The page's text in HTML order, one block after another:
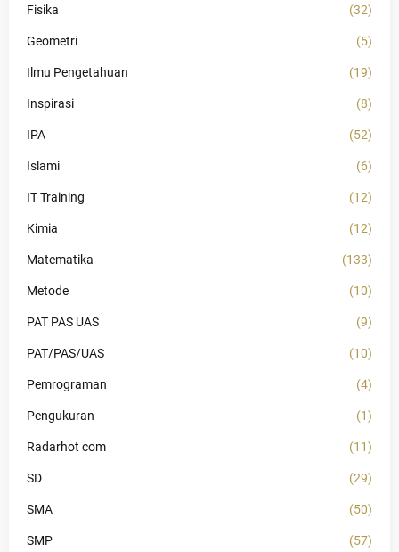
Fisika (32)
Geometri (5)
Ilmu Pengetahuan (19)
Inspirasi (8)
IPA (52)
Islami (6)
IT Training (12)
Kimia (12)
Matematika (133)
Metode (10)
PAT PAS UAS (9)
PAT/PAS/UAS (10)
Pemrograman (4)
Pengukuran (1)
Radarhot com (11)
SD (29)
SMA (50)
SMP (57)